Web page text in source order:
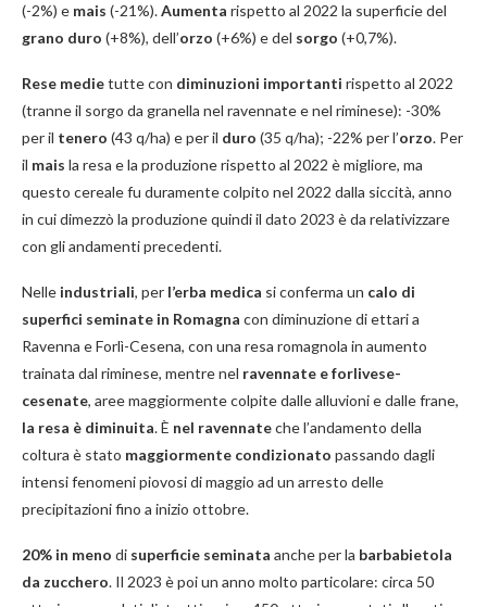
(-2%) e mais (-21%).Aumenta rispetto al 2022 la superficie del
grano duro (+8%), dell’orzo (+6%) e del sorgo (+0,7%).
Rese medietutte con diminuzioni importanti rispetto al 2022
(tranne il sorgo da granella nel ravennate e nel riminese): -30%
per il tenero (43 q/ha) e per il duro (35 q/ha); -22% per l’orzo. Per
il mais la resa e la produzione rispetto al 2022 è migliore, ma
questo cereale fu duramente colpito nel 2022 dalla siccità, anno
in cui dimezzò la produzione quindi il dato 2023 è da relativizzare
con gli andamenti precedenti.
Nelle industriali, per l’erba medica si conferma un calo di
superfici seminate in Romagna con diminuzione di ettari a
Ravenna e Forlì-Cesena, con una resa romagnola in aumento
trainata dal riminese, mentre nel ravennate e forlivese-
cesenate, aree maggiormente colpite dalle alluvioni e dalle frane,
la resa è diminuita. È nel ravennateche l’andamento della
coltura è stato maggiormente condizionato passando dagli
intensi fenomeni piovosi di maggio ad un arresto delle
precipitazioni fino a inizio ottobre.
20% in meno di superficie seminata anche per la barbabietola
da zucchero. Il 2023 è poi un anno molto particolare: circa 50